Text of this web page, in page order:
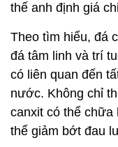
thế anh định giá
Theo tìm hiểu, đá
đá tâm linh và trí
có liên quan đến
nước. Không chỉ
canxit có thể chữa
thể giảm bớt đau